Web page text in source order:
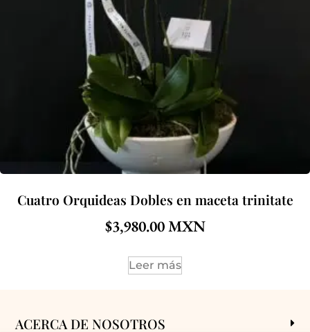
Cuatro Orquideas Dobles en maceta trinitate
$3,980.00
Leer más
ACERCA DE NOSOTROS